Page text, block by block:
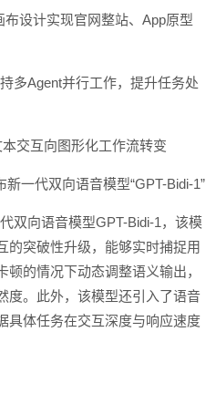
设计实现官网整站、App原型
多Agent并行工作，提升任务处
交互向图形化工作流转变
一代双向语音模型“GPT-Bidi-1”
双向语音模型GPT-Bidi-1，该模
的突破性升级，能够实时捕捉用
的情况下动态调整语义输出，
度。此外，该模型还引入了语音
具体任务在交互深度与响应速度